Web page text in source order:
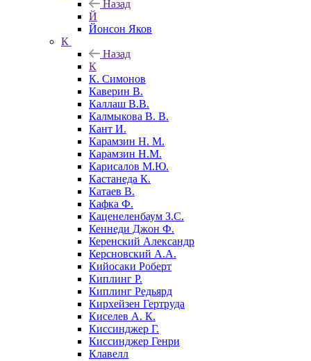
Назад
Й
Йонсон Яков
К
Назад
К
К. Симонов
Каверин В.
Каллаш В.В.
Калмыкова В. В.
Кант И.
Карамзин Н. М.
Карамзин Н.М.
Карисалов М.Ю.
Кастанеда К.
Катаев В.
Кафка Ф.
Каценеленбаум З.С.
Кеннеди Джон Ф.
Керенский Александр
Керсновский А.А.
Кийосаки Роберт
Киплинг Р.
Киплинг Редьярд
Кирхейзен Гертруда
Киселев А. К.
Киссинджер Г.
Киссинджер Генри
Клавелл